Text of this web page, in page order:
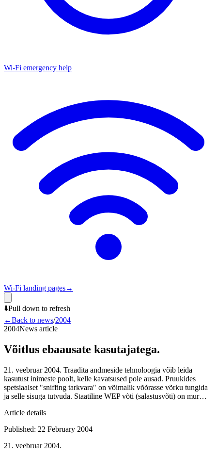
Wi-Fi emergency help
Wi-Fi landing pages→
⬇️Pull down to refresh
←Back to news/2004
2004News article
Võitlus ebaausate kasutajatega.
21. veebruar 2004. Traadita andmeside tehnoloogia võib leida
kasutust inimeste poolt, kelle kavatsused pole ausad. Pruukides
spetsiaalset "sniffing tarkvara" on võimalik võõrasse võrku tungida
ja selle sisuga tutvuda. Staatiline WEP võti (salastusvõti) on mur…
Article details
Published: 22 February 2004
21. veebruar 2004.